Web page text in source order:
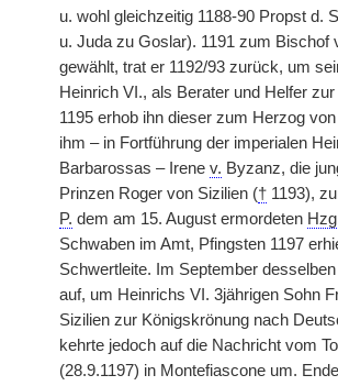
u. wohl gleichzeitig 1188-90 Propst d.
u. Juda zu Goslar). 1191 zum Bischof
gewählt, trat er 1192/93 zurück, um
Heinrich VI., als Berater und Helfer
1195 erhob ihn dieser zum Herzog
ihm – in Fortführung der imperialen
Barbarossas – Irene v. Byzanz, die
Prinzen Roger von Sizilien († 1193),
P. dem am 15. August ermordeten
Schwaben im Amt, Pfingsten 1197
Schwertleite. Im September
auf, um Heinrichs VI. 3jährigen Sohn
Sizilien zur Königskrönung nach
kehrte jedoch auf die Nachricht vom
(28.9.1197) in Montefiascone um.